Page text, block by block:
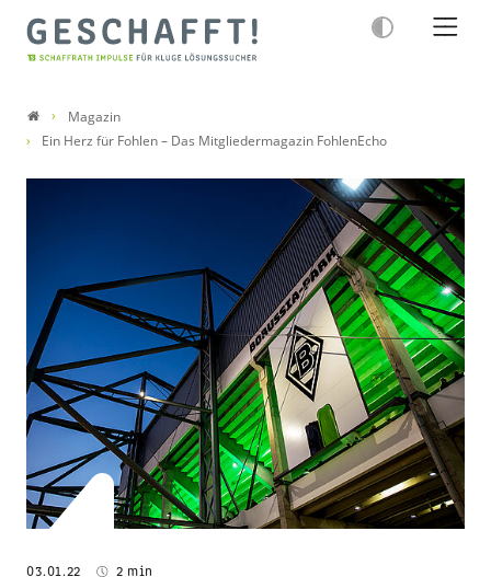
Magazin
Ein Herz für Fohlen – Das Mitgliedermagazin FohlenEcho
03.01.22 2 min